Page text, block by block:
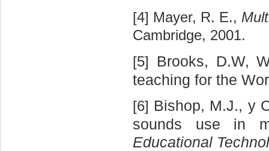
[4] Mayer, R. E.,
Cambridge, 2001.
[5] Brooks, D.W,
teaching for the
[6] Bishop, M.J., y
sounds use in
Educational